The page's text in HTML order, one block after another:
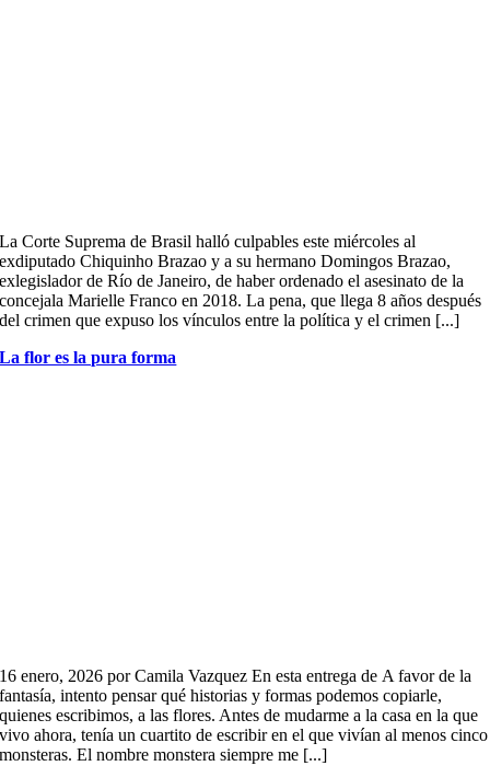
La Corte Suprema de Brasil halló culpables este miércoles al
exdiputado Chiquinho Brazao y a su hermano Domingos Brazao,
exlegislador de Río de Janeiro, de haber ordenado el asesinato de la
concejala Marielle Franco en 2018. La pena, que llega 8 años después
del crimen que expuso los vínculos entre la política y el crimen [...]
La flor es la pura forma
16 enero, 2026 por Camila Vazquez En esta entrega de A favor de la
fantasía, intento pensar qué historias y formas podemos copiarle,
quienes escribimos, a las flores. Antes de mudarme a la casa en la que
vivo ahora, tenía un cuartito de escribir en el que vivían al menos cinco
monsteras. El nombre monstera siempre me [...]